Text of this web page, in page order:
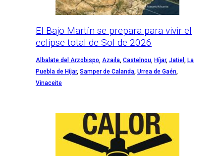
El Bajo Martín se prepara para vivir el
eclipse total de Sol de 2026
Albalate del Arzobispo, Azaila, Castelnou, Híjar, Jatiel , La
Puebla de Híjar, Samper de Calanda, Urrea de Gaén,
Vinaceite